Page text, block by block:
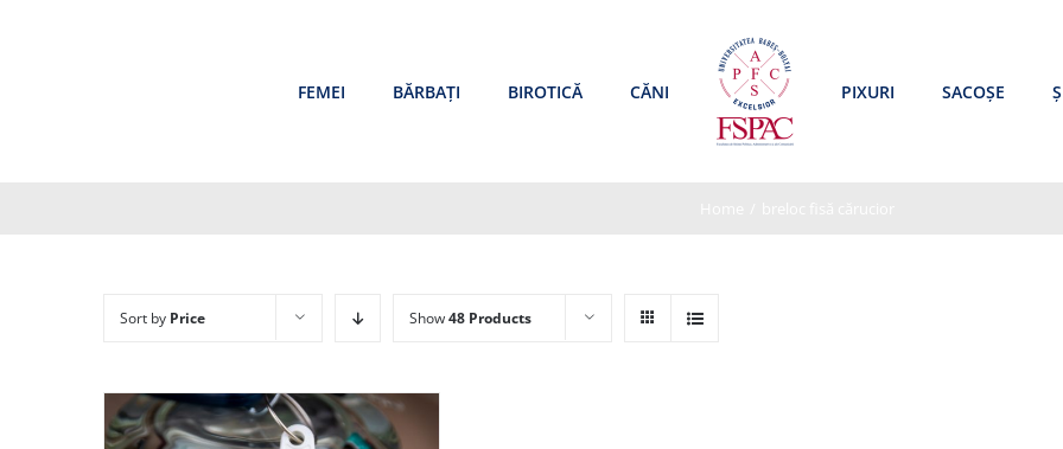
FEMEI BĂRBAȚI BIROTICĂ CĂNI PIXURI SACOȘE
Sort by Price Show48 Products